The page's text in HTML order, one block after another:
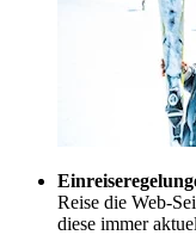
Reise die Web-
diese immer